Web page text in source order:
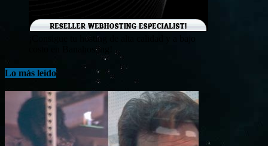
¡Consigue tu hosting de alta calidad y a bajo
costo en Banahosting!
Lo más leído